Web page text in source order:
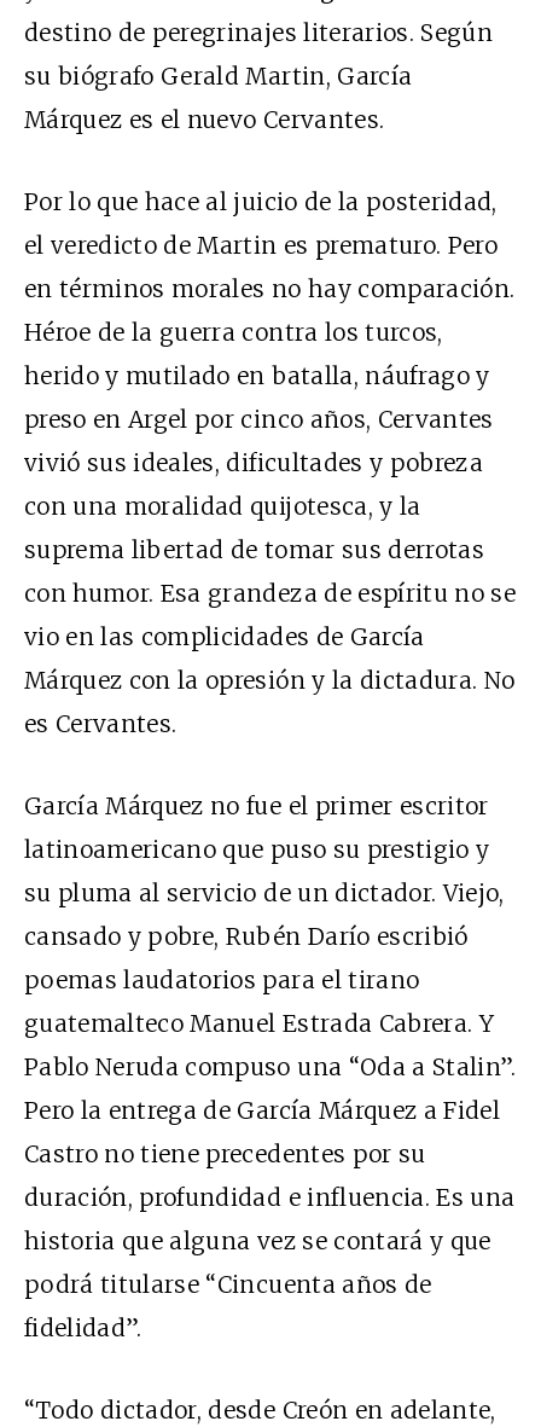
destino de peregrinajes literarios. Según
su biógrafo Gerald Martin, García
Márquez es el nuevo Cervantes.
Por lo que hace al juicio de la posteridad,
el veredicto de Martin es prematuro. Pero
en términos morales no hay comparación.
Héroe de la guerra contra los turcos,
herido y mutilado en batalla, náufrago y
preso en Argel por cinco años, Cervantes
vivió sus ideales, dificultades y pobreza
con una moralidad quijotesca, y la
suprema libertad de tomar sus derrotas
con humor. Esa grandeza de espíritu no se
vio en las complicidades de García
Márquez con la opresión y la dictadura. No
es Cervantes.
García Márquez no fue el primer escritor
latinoamericano que puso su prestigio y
su pluma al servicio de un dictador. Viejo,
cansado y pobre, Rubén Darío escribió
poemas laudatorios para el tirano
guatemalteco Manuel Estrada Cabrera. Y
Pablo Neruda compuso una “Oda a Stalin”.
Pero la entrega de García Márquez a Fidel
Castro no tiene precedentes por su
duración, profundidad e influencia. Es una
historia que alguna vez se contará y que
podrá titularse “Cincuenta años de
fidelidad”.
“Todo dictador, desde Creón en adelante,